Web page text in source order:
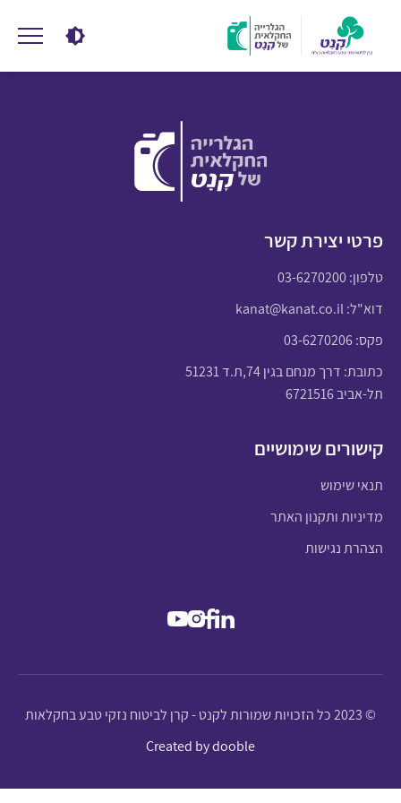
פרטי יצירת קשר
טלפון:03-6270200
דוא"ל:kanat@kanat.co.il
פקס: 03-6270206
כתובת: דרך מנחם בגין 74,ת.ד 51231
תל-אביב 6721516
קישורים שימושיים
תנאי שימוש
מדיניות ותקנון האתר
הצהרת נגישות
© 2023 כל הזכויות שמורות לקנט - קרן לביטוח נזקי טבע בחקלאות
Created by dooble